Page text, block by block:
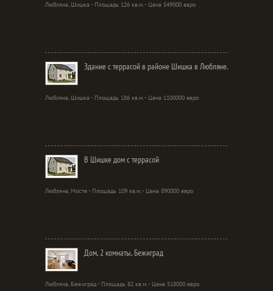
Любляна, Шишка - Площадь 126 кв.м. - Цена 549000 евро
Здание с террасой в районе Шишка в Любляне.
Любляна, Шишка - Площадь 186 кв.м. - Цена 1100000 евро
В Шишке дом с террасой
Любляна, Мосте - Площадь 109 кв.м. - Цена 890000 евро
Дом, 2 комнаты, Бежиград
Любляна, Бежиград - Площадь 82 кв.м. - Цена 518000 евро